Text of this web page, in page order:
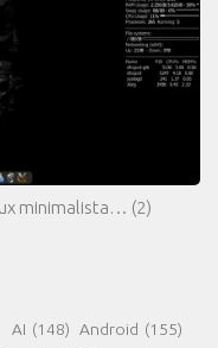
minimalista… (2)
AI (148) Android (155)